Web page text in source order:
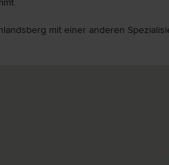
mit einer anderen